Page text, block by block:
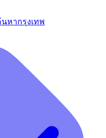
หากรุงเทพ